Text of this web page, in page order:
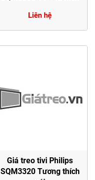
Liên hệ
Giá treo tivi Philips
SQM3320 Tương thích